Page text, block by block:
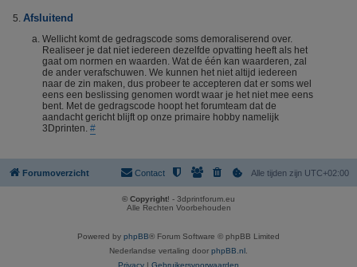
Afsluitend
Wellicht komt de gedragscode soms demoraliserend over.
Realiseer je dat niet iedereen dezelfde opvatting heeft als het
gaat om normen en waarden. Wat de één kan waarderen, zal
de ander verafschuwen. We kunnen het niet altijd iedereen
naar de zin maken, dus probeer te accepteren dat er soms wel
eens een beslissing genomen wordt waar je het niet mee eens
bent. Met de gedragscode hoopt het forumteam dat de
aandacht gericht blijft op onze primaire hobby namelijk
3Dprinten. #
Forumoverzicht Alle tijden zijn UTC+02:00
Contact
© Copyright! - 3dprintforum.eu
Alle Rechten Voorbehouden
Powered by phpBB® Forum Software © phpBB Limited
Nederlandse vertaling door phpBB.nl
Privacy | Gebruikersvoorwaarden